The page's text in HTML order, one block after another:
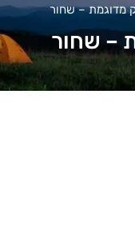
– שחור
שחור